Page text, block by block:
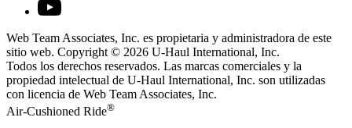
Web Team Associates, Inc. es propietaria y administradora de este
sitio web. Copyright © 2026 U-Haul International, Inc.
Todos los derechos reservados. Las marcas comerciales y la
propiedad intelectual de U-Haul International, Inc. son utilizadas
con licencia de Web Team Associates, Inc.
Air-Cushioned Ride®